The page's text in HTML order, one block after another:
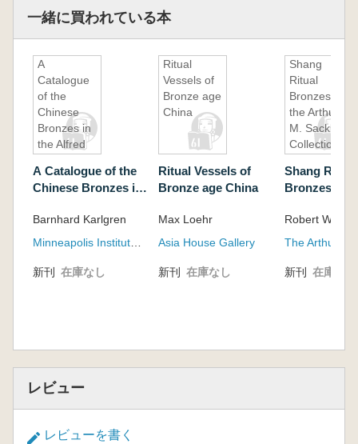
一緒に買われている本
A
Catalogue
of the
Chinese
Bronzes in
the Alfred
Collection
A Catalogue of the
Chinese Bronzes in
F.Pillsbury
Collection
Barnhard Karlgren
新刊 在庫なし
Ritual
Vessels of
Bronze age
China
Ritual Vessels of
Bronze age China
Max Loehr
Asia House Gallery
新刊 在庫なし
Shang
Ritual
Bronzes in
the Arthur
M. Sackler
Collections
Shang Ritual
Bronzes in
Collections
Robert W.
新刊 在庫なし
レビュー
レビューを書く